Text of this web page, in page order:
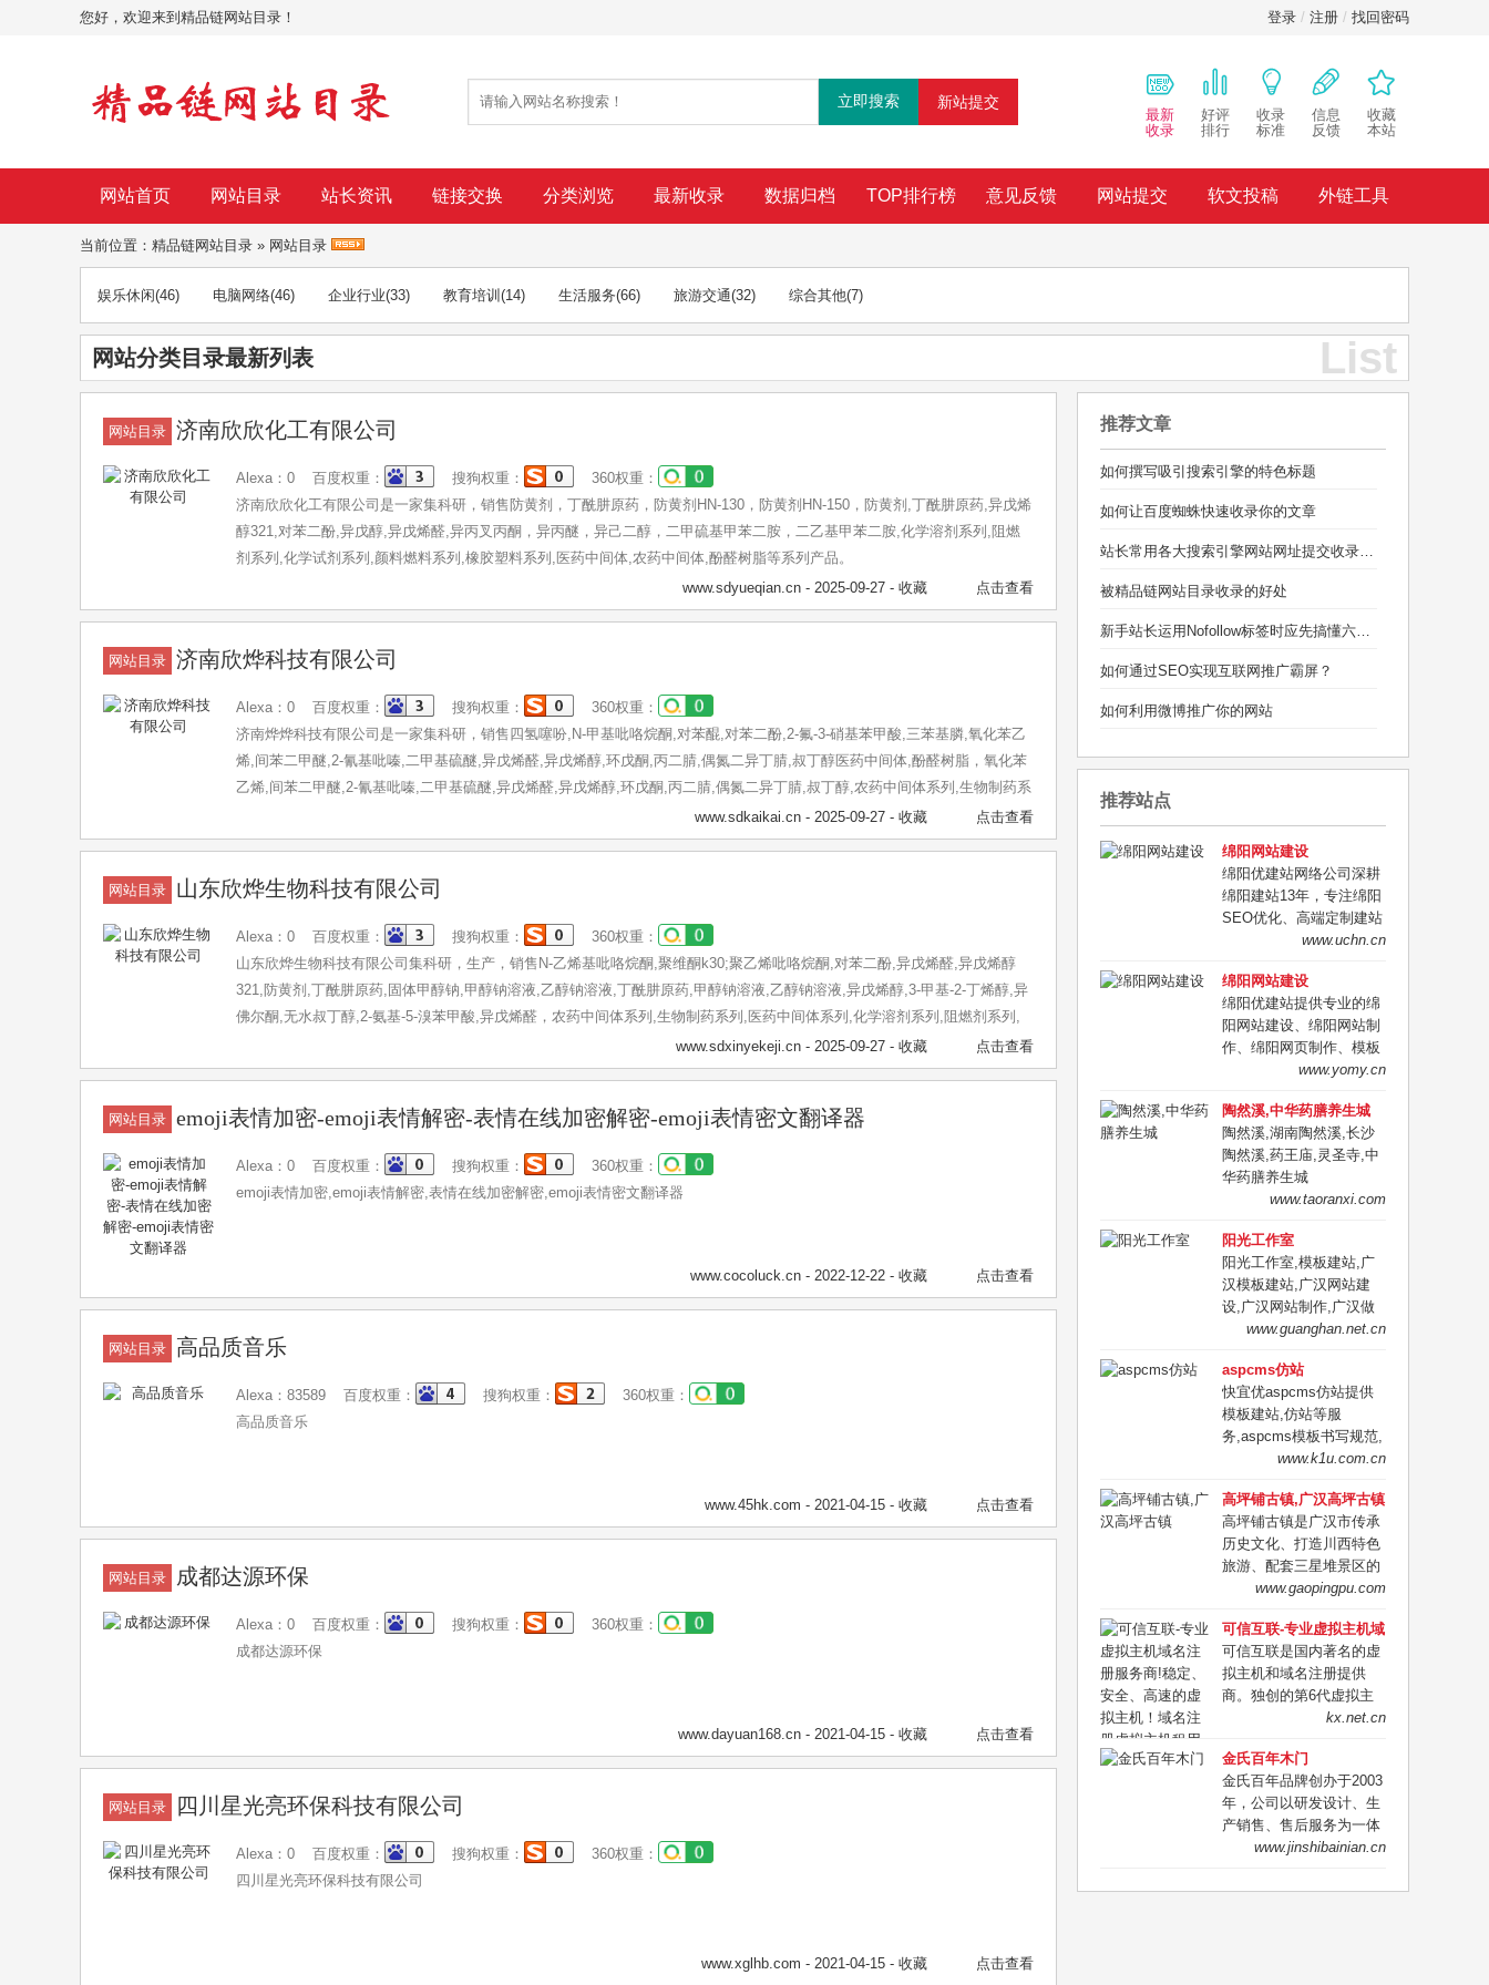
您好，欢迎来到精品链网站目录！ 登录 / 注册 / 找回密码
新站提交
最新
收录
好评
排行
收录
标准
信息
反馈
收藏
本站
网站首页 网站目录 站长资讯 链接交换 分类浏览 最新收录 数据归档 TOP排行榜 意见反馈 网站提交 软文投稿 外链工具
当前位置： 精品链网站目录 » 网站目录
娱乐休闲(46) 电脑网络(46) 企业行业(33) 教育培训 (14) 生活服务(66) 旅游交通(32) 综合其他(7)
List
网站分类目录最新列表
网站目录 济南欣欣化工有限公司
Alexa：0 百度权重： 搜狗权重：
360权重：
济南欣欣化工有限公司是一家集科研，销售防黄剂，丁酰肼原药，防黄剂HN-130，防黄剂HN-150，防黄剂,丁酰肼原药,异戊烯
醇321,对苯二酚,异戊醇,异戊烯醛,异丙叉丙酮，异丙醚，异己二醇，二甲硫基甲苯二胺，二乙基甲苯二胺,化学溶剂系列,阻燃
剂系列,化学试剂系列,颜料燃料系列,橡胶塑料系列,医药中间体,农药中间体,酚醛树脂等系列产品。
www.sdyueqian.cn - 2025-09-27 - 收藏 点击查看
网站目录 济南欣烨科技有限公司
Alexa：0 百度权重： 搜狗权重：
360权重：
济南烨烨科技有限公司是一家集科研，销售四氢噻吩,N-甲基吡咯烷酮,对苯醌,对苯二酚,2-氟-3-硝基苯甲酸,三苯基膦,氧化苯乙
烯,间苯二甲醚,2-氰基吡嗪,二甲基硫醚,异戊烯醛,异戊烯醇,环戊酮,丙二腈,偶氮二异丁腈,叔丁醇医药中间体,酚醛树脂，氧化苯
乙烯,间苯二甲醚,2-氰基吡嗪,二甲基硫醚,异戊烯醛,异戊烯醇,环戊酮,丙二腈,偶氮二异丁腈,叔丁醇,农药中间体系列,生物制药系
列,医药中间体系列,化学溶剂系列,阻燃剂系列,化学试剂系列,颜料燃料系列,橡胶塑料系列,酚醛树脂等系列产品。
www.sdkaikai.cn - 2025-09-27 - 收藏 点击查看
网站目录 山东欣烨生物科技有限公司
Alexa：0 百度权重： 搜狗权重：
360权重：
山东欣烨生物科技有限公司集科研，生产，销售N-乙烯基吡咯烷酮,聚维酮k30;聚乙烯吡咯烷酮,对苯二酚,异戊烯醛,异戊烯醇
321,防黄剂,丁酰肼原药,固体甲醇钠,甲醇钠溶液,乙醇钠溶液,丁酰肼原药,甲醇钠溶液,乙醇钠溶液,异戊烯醇,3-甲基-2-丁烯醇,异
佛尔酮,无水叔丁醇,2-氨基-5-溴苯甲酸,异戊烯醛，农药中间体系列,生物制药系列,医药中间体系列,化学溶剂系列,阻燃剂系列,
www.sdxinyekeji.cn - 2025-09-27 - 收藏 点击查看
网站目录 emoji表情加密-emoji表情解密-表情在线加密解密-emoji表情密文翻译器
Alexa：0 百度权重： 搜狗权重：
360权重：
emoji表情加密,emoji表情解密,表情在线加密解密,emoji表情密文翻译器
www.cocoluck.cn - 2022-12-22 - 收藏 点击查看
网站目录 高品质音乐
Alexa：83589 百度权重： 搜狗权重：
360权重：
高品质音乐
www.45hk.com - 2021-04-15 - 收藏 点击查看
网站目录 成都达源环保
Alexa：0 百度权重： 搜狗权重：
360权重：
成都达源环保
www.dayuan168.cn - 2021-04-15 - 收藏 点击查看
网站目录 四川星光亮环保科技有限公司
Alexa：0 百度权重： 搜狗权重：
360权重：
四川星光亮环保科技有限公司
www.xglhb.com - 2021-04-15 - 收藏 点击查看
推荐文章
如何撰写吸引搜索引擎的特色标题
如何让百度蜘蛛快速收录你的文章
站长常用各大搜索引擎网站网址提交收录入口
被精品链网站目录收录的好处
新手站长运用Nofollow标签时应先搞懂六个问题
如何通过SEO实现互联网推广霸屏？
如何利用微博推广你的网站
推荐站点
绵阳网站建设
绵阳优建站网络公司深耕
绵阳建站13年，专注绵阳
SEO优化、高端定制建站
与营销型企业官网开发。
明、源码交付、售后无
忧，咨询电话：
18783883863，定制专属
企业建站方案！
www.uchn.cn
绵阳网站建设
绵阳优建站提供专业的绵
阳网站建设、绵阳网站制
作、绵阳网页制作、模板
网站建设、仿站网站制作,
可生成静态,易优化,联系
QQ:932928061.
www.yomy.cn
陶然溪,中华药膳养生城
陶然溪,湖南陶然溪,长沙
陶然溪,药王庙,灵圣寺,中
华药膳养生城
www.taoranxi.com
阳光工作室
阳光工作室,模板建站,广
汉模板建站,广汉网站建
设,广汉网站制作,广汉做
网站的,广汉便宜做网站
广汉便宜建网站,广汉网络
公司
www.guanghan.net.cn
aspcms仿站
快宜优aspcms仿站提供
模板建站,仿站等服
务,aspcms模板书写规范,
兼容性强,可生成静态,易
www.k1u.com.cn
高坪铺古镇,广汉高坪古镇
高坪铺古镇是广汉市传承
历史文化、打造川西特色
旅游、配套三星堆景区的
一个重点特色项目，高坪
自古即为川西之重镇，
3000多年前，就有古蜀先
民在此活动，自汉唐以
来，这里商贾云聚，明代
www.gaopingpu.com
可信互联-专业虚拟主机域
名注册服务商!稳定、安
全、高速的虚拟主机！域
名注册虚拟主机租用
可信互联是国内著名的虚
拟主机和域名注册提供
商。独创的第6代虚拟主
机管理系统，拥有在线数
马查杀等30余项功能.千M
硬件防火墙,为您保驾护
航！双线虚拟主机确保南
北畅通无阻！
kx.net.cn
金氏百年木门
金氏百年品牌创办于2003
年，公司以研发设计、生
产销售、售后服务为一体
的综合性木制品企业。在
精装房等领域专注生产实
www.jinshibainian.cn